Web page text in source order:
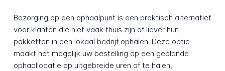
Bezorging op een ophaalpunt is een praktisch alternatief
voor klanten die niet vaak thuis zijn of liever hun
pakketten in een lokaal bedrijf ophalen. Deze optie
maakt het mogelijk uw bestelling op een geplande
ophaallocatie op uitgebreide uren af te halen,